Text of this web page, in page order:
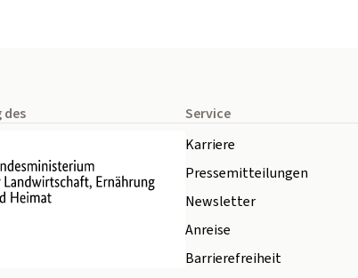
des
Service
Karriere
Pressemitteilungen
Newsletter
Anreise
Barrierefreiheit